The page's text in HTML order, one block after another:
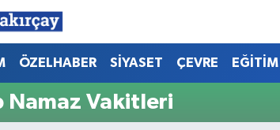
ÖZELHABER SİYASET ÇEVRE EĞİTİM
Namaz Vakitleri